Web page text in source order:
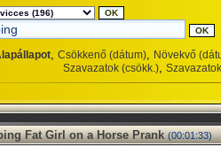
, Csökkenő (dátum), Növekvő
Szavazatok (csökk.),
Fat Girl on a Horse Prank (00:01:33)